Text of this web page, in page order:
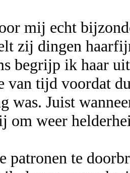
mij echt
zij dingen
begrijp ik haar
van tijd voordat
was. Juist
om weer
patronen te